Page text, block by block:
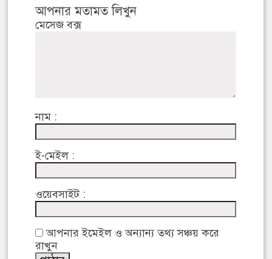
আপনার মতামত লিখুন
মেসেজ বক্স
নাম :
ই-মেইল :
ওয়েবসাইট :
আপনার ইমেইল ও অন্যান্য তথ্য সঞ্চয় করে
রাখুন